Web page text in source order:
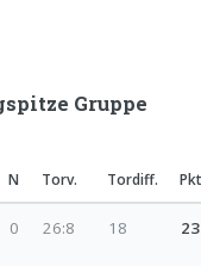
Gruppe
N Torv. Tordiff.
0 26:8 18 23